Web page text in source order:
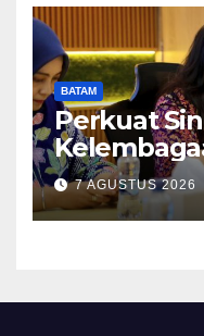
BATAM
Perkuat
dan BPOM
Pelayanan
Obat Aman
7 AGUSTUS 2026